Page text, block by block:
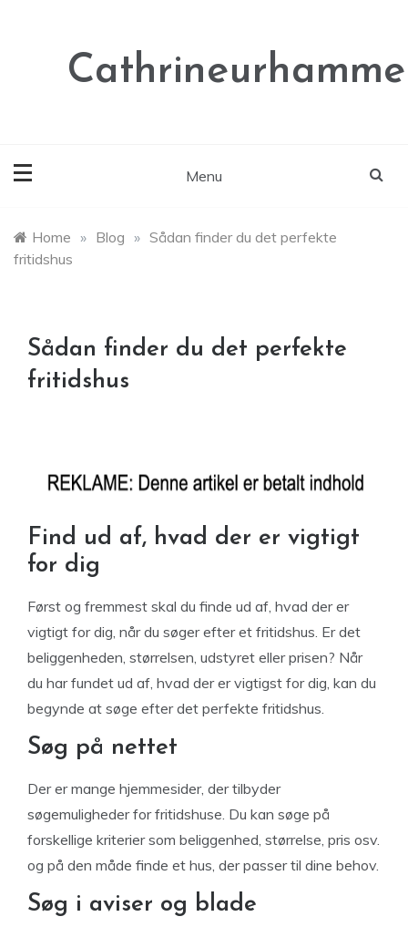
Menu
Home » Blog » Sådan finder du det perfekte
fritidshus
Sådan finder du det perfekte
fritidshus
Find ud af, hvad der er vigtigt
for dig
Først og fremmest skal du finde ud af, hvad der er
vigtigt for dig, når du søger efter et fritidshus. Er det
beliggenheden, størrelsen, udstyret eller prisen? Når
du har fundet ud af, hvad der er vigtigst for dig, kan du
begynde at søge efter det perfekte fritidshus.
Søg på nettet
Der er mange hjemmesider, der tilbyder
søgemuligheder for fritidshuse. Du kan søge på
forskellige kriterier som beliggenhed, størrelse, pris osv.
og på den måde finde et hus, der passer til dine behov.
Søg i aviser og blade